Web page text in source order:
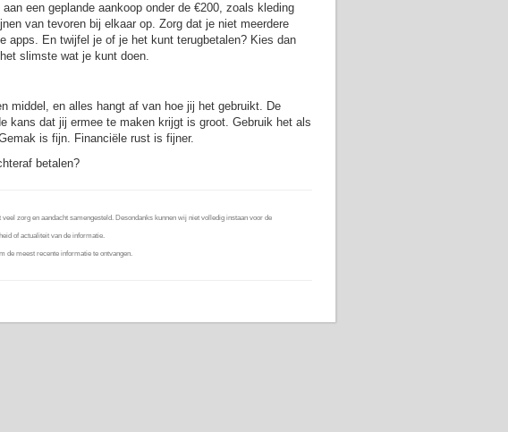
een geplande aankoop onder de €200, zoals kleding
van tevoren bij elkaar op. Zorg dat je niet meerdere
apps. En twijfel je of je het kunt terugbetalen? Kies dan
slimste wat je kunt doen.
middel, en alles hangt af van hoe jij het gebruikt. De
kans dat jij ermee te maken krijgt is groot. Gebruik het als
is fijn. Financiële rust is fijner.
betalen?
zorg en aandacht samengesteld. Desondanks kunnen wij niet volledig instaan voor de
of actualiteit van de informatie.
de meest recente informatie te ontvangen.